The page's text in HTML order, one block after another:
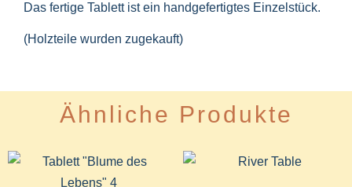
Das fertige Tablett ist ein handgefertigtes Einzelstück.
(Holzteile wurden zugekauft)
Ähnliche Produkte